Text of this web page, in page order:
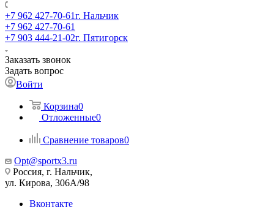
+7 962 427-70-61г. Нальчик
+7 962 427-70-61
+7 903 444-21-02г. Пятигорск
Заказать звонок
Задать вопрос
Войти
Корзина0
Отложенные0
Сравнение товаров0
Opt@sportx3.ru
Россия, г. Нальчик,
ул. Кирова, 306А/98
Вконтакте